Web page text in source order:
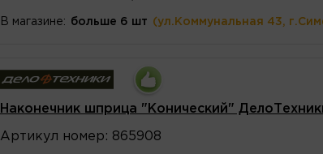
В магазине: больше 6 шт (ул.Коммунальная 43,
Наконечник шприца "Конический"
Артикул номер : 865908